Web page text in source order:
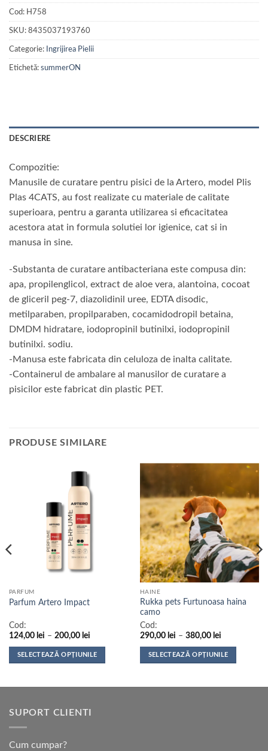
Cod: H758
SKU: 8435037193760
Categorie: Ingrijirea Pielii
Etichetă: summerON
DESCRIERE
Compozitie:
Manusile de curatare pentru pisici de la Artero, model Plis
Plas 4CATS, au fost realizate cu materiale de calitate
superioara, pentru a garanta utilizarea si eficacitatea
acestora atat in ​​formula solutiei lor igienice, cat si in
manusa in sine.
-Substanta de curatare antibacteriana este compusa din:
apa, propilenglicol, extract de aloe vera, alantoina, cocoat
de gliceril peg-7, diazolidinil uree, EDTA disodic,
metilparaben, propilparaben, cocamidodropil betaina,
DMDM ​​​​​hidratare, iodopropinil butinilxi, iodopropinil
butinilxi. sodiu.
-Manusa este fabricata din celuloza de inalta calitate.
-Containerul de ambalare al manusilor de curatare a
pisicilor este fabricat din plastic PET.
PRODUSE SIMILARE
PARFUM
Parfum Artero Impact
Cod:
124,00 lei – 200,00 leiInterval
prețuri:
124,00 lei
SELECTEAZĂ OPȚIUNILE
Opțiunile
HAINE
Rukka pets Furtunoasa haina
camo
Cod:
290,00 lei – 380,00 leiInterval
prețuri:
290,00 lei
SELECTEAZĂ OPȚIUNILE
SUPORT CLIENTI
Cum cumpar?